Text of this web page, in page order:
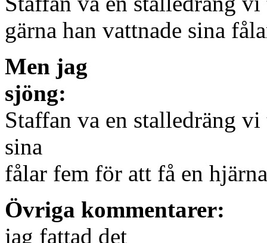
gärna han vattnade sina
Men jag
sjöng:
Staffan va en stalledräng
sina
fålar fem för att få en hjärna
Övriga kommentarer:
jag fattad det